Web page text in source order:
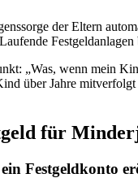
der Eltern
„Was, wenn mein
über Jahre
für
Festgeldkonto